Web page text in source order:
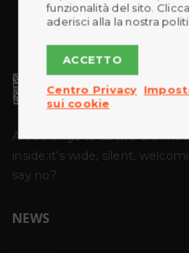
Art belongs to us ,we are
inside:it's wide, silent,
say no?
NEWS
funzionalità del sito.
aderisci alla la nostra
ACCETTO
Centro Privacy
sui cookie